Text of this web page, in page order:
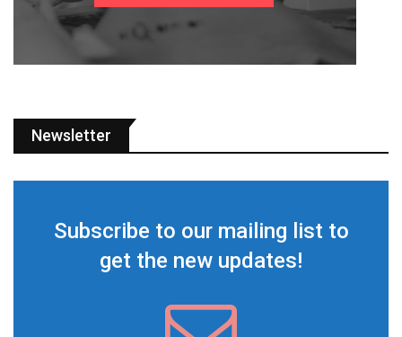
Newsletter
Subscribe to our mailing list to
get the new updates!